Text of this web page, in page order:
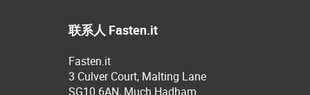
联系人 Fasten.it
Fasten.it
3 Culver Court, Malting Lane
SG10 6AN, Much Hadham